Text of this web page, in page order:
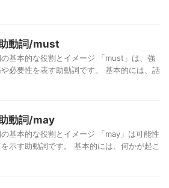
動詞/must
基本的な役割とイメージ 「must」は、強
必要性を表す助動詞です。 基本的には、話
動詞/may
基本的な役割とイメージ 「may」は可能性
示す助動詞です。 基本的には、何かが起こ